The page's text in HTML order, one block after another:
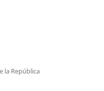
la República